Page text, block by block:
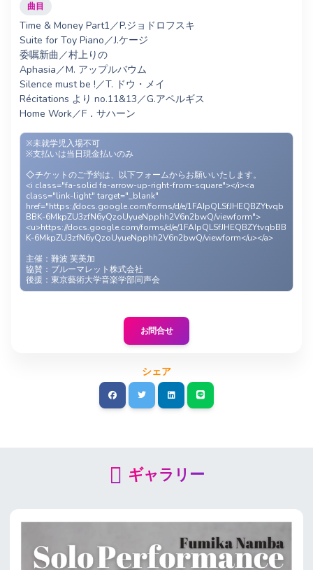
曲目
Time & Money Part1／P.ジョドロフスキ
Suite for Toy Piano／J.ケージ
委嘱新曲／村上りの
Aphasia／M. アップルバウム
Silence must be !／T. ドウ・メイ
Récitations より no.11&13／G.アペルギス
Home Work／F．サハーン
※未就学児入場不可
※支払いは当日現金払いのみ
◇チケットのご予約は、以下フォームからお願いいたします。
<i class="fa-solid fa-arrow-up-right-from-square"></i><a
class="link-light" target="_blank"
href="https://docs.google.com/forms/d/e/1FAIpQLSfJHEQBZYtvqb
BBK-6MkpZU3zfN6yQzoUyueNpphh2V6n2bwQ/viewform">
<u>https://docs.google.com/forms/d/e/1FAIpQLSfJHEQBZYtvqbBB
K-6MkpZU3zfN6yQzoUyueNpphh2V6n2bwQ/viewform</u></a>
主催：難波 芙美加
協賛：ブルーマレット株式会社
後援：東京藝術大学音楽学部同声会
お問合せ
シェア
ギャラリー